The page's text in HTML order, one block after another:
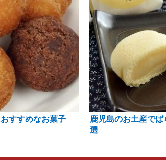
すすめなお菓子
鹿児島のお土産で
選